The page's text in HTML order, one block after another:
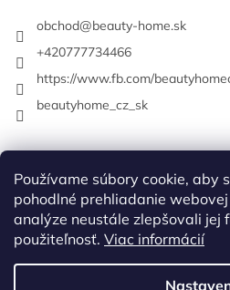
Používame súbory cookie, aby
pohodlné prehliadanie
analýze neustále zlepšovali jej
použiteľnosť. Viac informácií
obchod@beauty-home.sk
+420777734466
https://www.fb.com/
beautyhome_cz_sk